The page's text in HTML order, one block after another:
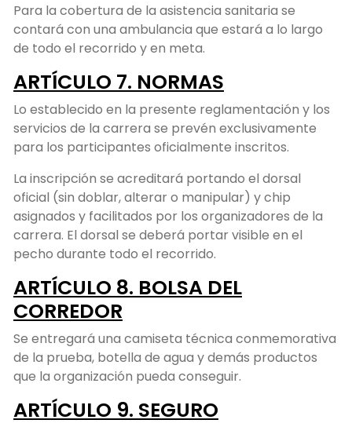
Para la cobertura de la asistencia sanitaria se
contará con una ambulancia que estará a lo largo
de todo el recorrido y en meta.
ARTÍCULO 7. NORMAS
Lo establecido en la presente reglamentación y los
servicios de la carrera se prevén exclusivamente
para los participantes oficialmente inscritos.
La inscripción se acreditará portando el dorsal
oficial (sin doblar, alterar o manipular) y chip
asignados y facilitados por los organizadores de la
carrera. El dorsal se deberá portar visible en el
pecho durante todo el recorrido.
ARTÍCULO 8. BOLSA DEL
CORREDOR
Se entregará una camiseta técnica conmemorativa
de la prueba, botella de agua y demás productos
que la organización pueda conseguir.
ARTÍCULO 9. SEGURO